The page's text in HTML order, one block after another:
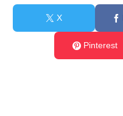
X
Pinterest